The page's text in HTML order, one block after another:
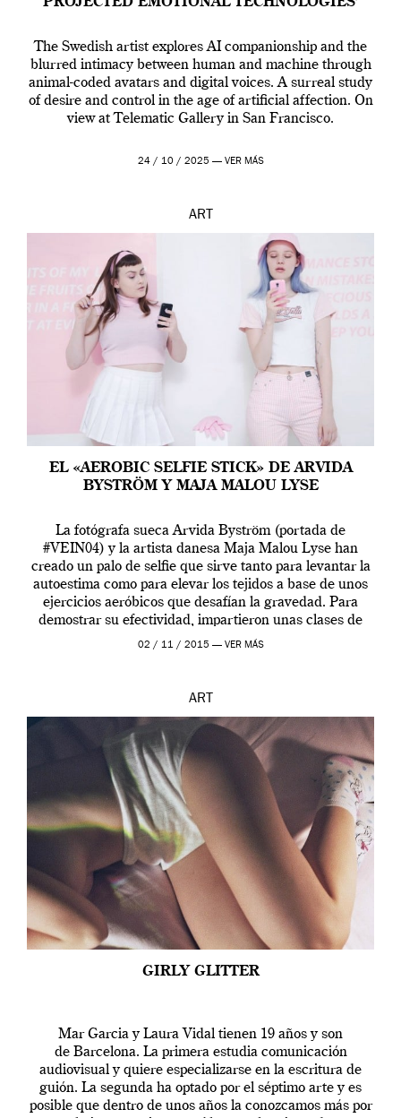
PROJECTED EMOTIONAL TECHNOLOGIES’
The Swedish artist explores AI companionship and the
blurred intimacy between human and machine through
animal-coded avatars and digital voices. A surreal study
of desire and control in the age of artificial affection. On
view at Telematic Gallery in San Francisco.
24 / 10 / 2025 — VER MÁS
ART
EL «AEROBIC SELFIE STICK» DE ARVIDA
BYSTRÖM Y MAJA MALOU LYSE
La fotógrafa sueca Arvida Byström (portada de
#VEIN04) y la artista danesa Maja Malou Lyse han
creado un palo de selfie que sirve tanto para levantar la
autoestima como para elevar los tejidos a base de unos
ejercicios aeróbicos que desafían la gravedad. Para
demostrar su efectividad, impartieron unas clases de
prueba en el Tate […]
02 / 11 / 2015 — VER MÁS
ART
GIRLY GLITTER
Mar Garcia y Laura Vidal tienen 19 años y son
de Barcelona. La primera estudia comunicación
audiovisual y quiere especializarse en la escritura de
guión. La segunda ha optado por el séptimo arte y es
posible que dentro de unos años la conozcamos más por